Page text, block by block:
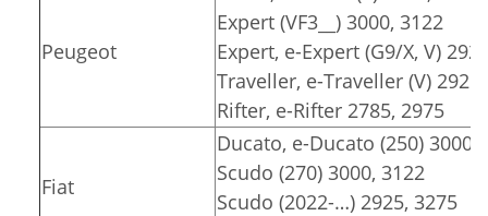
Peugeot
Expert (VF3__) 3000, 3122
Expert, e-Expert (G9/X, V)
Traveller, e-Traveller (V)
Rifter, e-Rifter 2785, 2975
Fiat
Ducato, e-Ducato (250) 3000,
Scudo (270) 3000, 3122
Scudo (2022-…) 2925, 3275